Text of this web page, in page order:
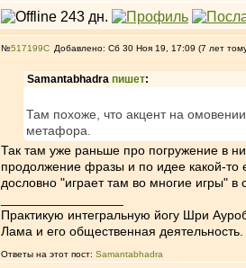
№517199 Добавлено: Сб 30 Ноя 19, 17:09 (7 лет
Samantabhadra пишет:
Там похоже, что акцент на
метафора.
Так там уже раньше про погружение в
продолжение фразы и по идее какой-то
дословно "играет там во многие игры" в
Практикую интегральную йогу Шри
Лама и его общественная деятельность.
Ответы на этот пост: Samantabhadra